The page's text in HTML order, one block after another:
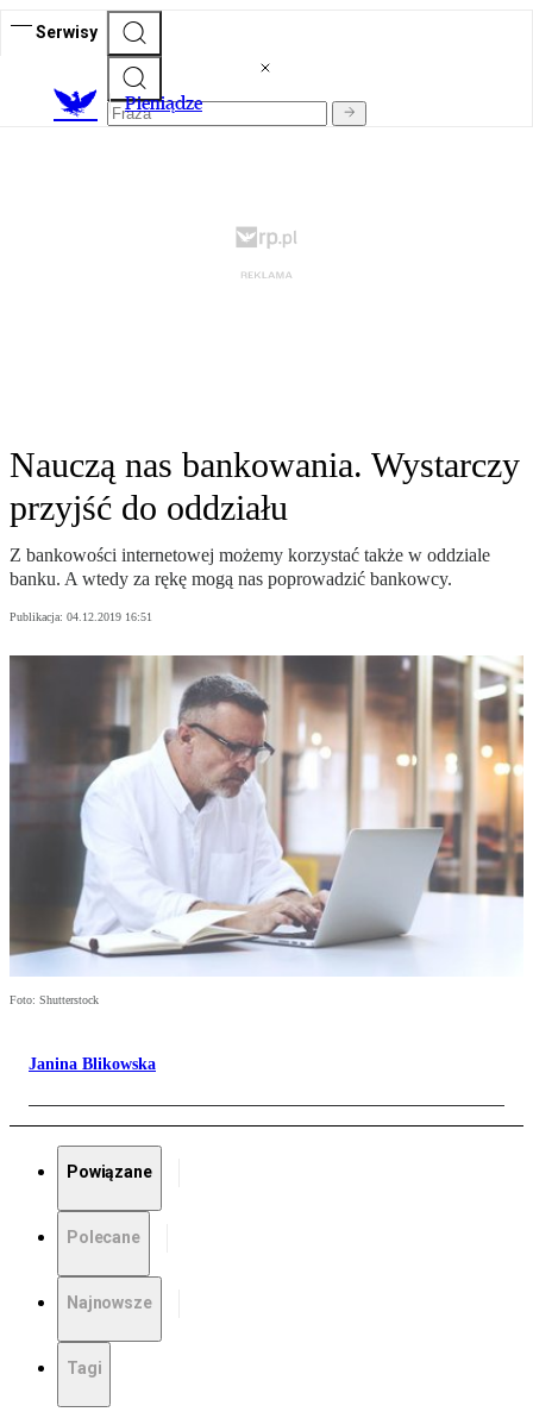
Serwisy
Pieniądze
Nauczą nas bankowania. Wystarczy
przyjść do oddziału
Z bankowości internetowej możemy korzystać także w oddziale
banku. A wtedy za rękę mogą nas poprowadzić bankowcy.
Publikacja: 04.12.2019 16:51
Foto: Shutterstock
Janina Blikowska
Powiązane
Polecane
Najnowsze
Tagi